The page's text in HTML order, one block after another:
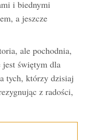
i biednymi
a jeszcze
ale pochodnia,
jest świętym dla
tych, którzy dzisiaj
z radości,